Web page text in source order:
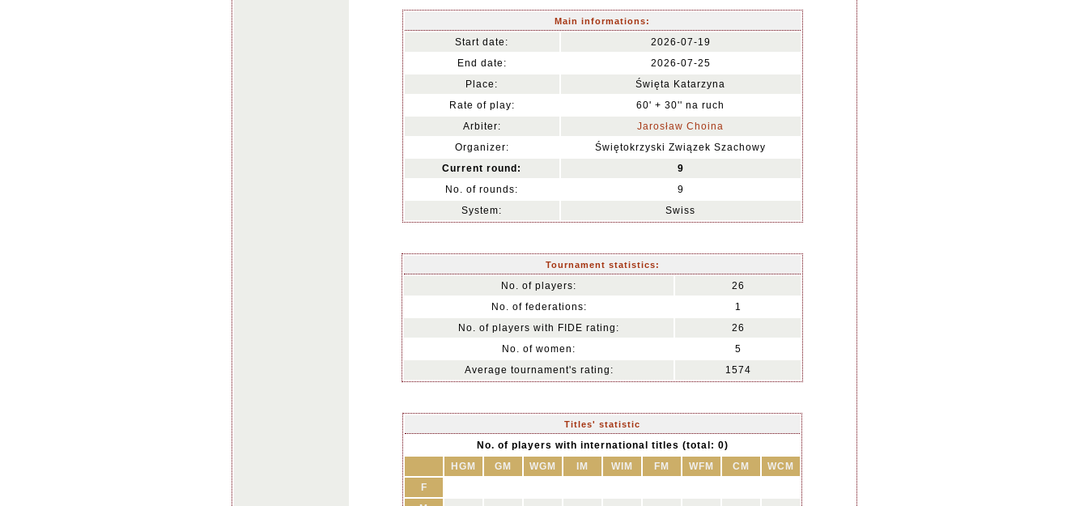
Main informations:
Start date:
2026-07-19
End date:
2026-07-25
Place:
Święta Katarzyna
Rate of play:
60' + 30'' na ruch
Arbiter:
Jarosław Choina
Organizer:
Świętokrzyski Związek Szachowy
Current round:
9
No. of rounds:
9
System:
Swiss
Tournament statistics:
No. of players:
26
No. of federations:
1
No. of players with FIDE rating:
26
No. of women:
5
Average tournament's rating:
1574
Titles' statistic
No. of players with international titles (total: 0)
HGM
GM WGM IM WIM FM WFM CM
WCM
F